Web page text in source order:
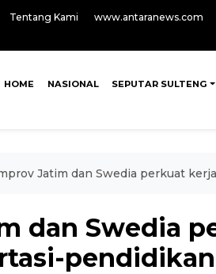
Tentang Kami www.antaranews.com
HOME NASIONAL SEPUTAR SULTENG
Jatim dan Swedia perkuat
dan Swedia
pendidikan